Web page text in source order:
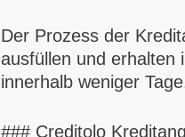
Der Prozess der
ausfüllen und erhalten
innerhalb weniger
### Creditolo